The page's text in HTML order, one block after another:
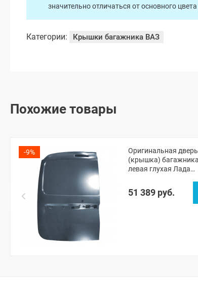
значительно отличаться от основного
Категории: Крышки багажника ВАЗ
Похожие товары
-9%
Оригинальная дверь
(крышка) багажника
левая глухая Лада
51 389 руб.